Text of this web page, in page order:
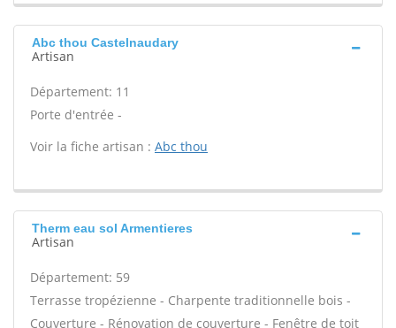
Abc thou Castelnaudary
Artisan
Département: 11
Porte d'entrée -
Voir la fiche artisan : Abc thou
Therm eau sol Armentieres
Artisan
Département: 59
Terrasse tropézienne - Charpente traditionnelle bois -
Couverture - Rénovation de couverture - Fenêtre de toit